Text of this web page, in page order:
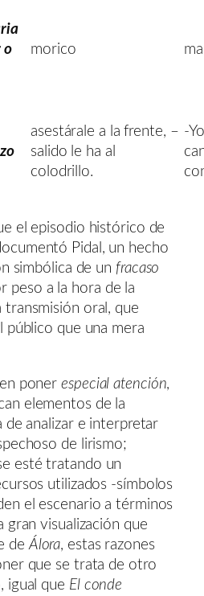
o
morico
asestárale a la frente, –
salido le ha al
colodrillo.
-
el episodio histórico de
Pidal, un hecho
simbólica de un fracaso
peso a la hora de la
oral, que
público que una mera
ponerespecial atención,
elementos de la
de analizar e interpretar
de lirismo;
esté tratando un
utilizados -símbolos
el escenario a términos
gran visualización que
deÁlora, estas razones
que se trata de otro
igual que El conde